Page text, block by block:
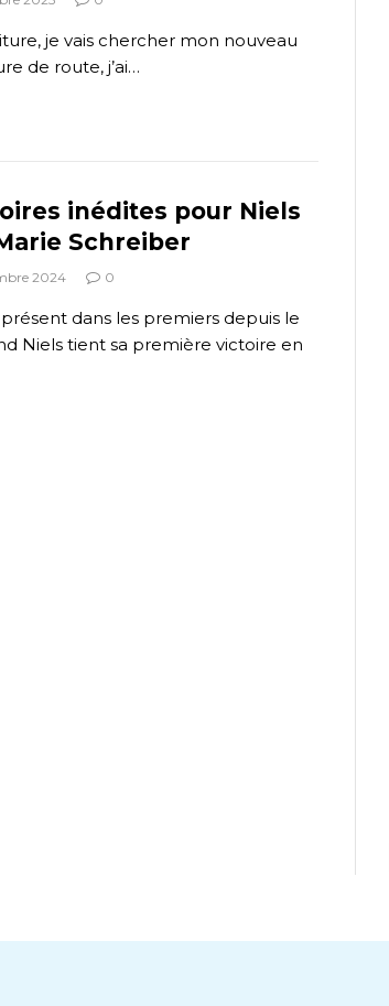
je vais chercher mon nouveau
de route, j’ai…
inédites pour Niels
Schreiber
2024 0
dans les premiers depuis le
Niels tient sa première victoire en